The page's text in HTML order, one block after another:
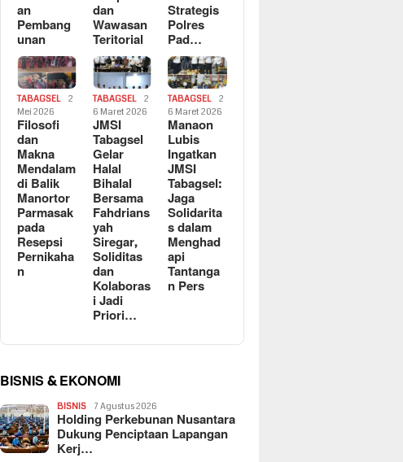
an
Pembang
unan
dan
Wawasan
Teritorial
Strategis
Polres
Pad…
TABAGSEL
2
Mei 2026
Filosofi
dan
Makna
Mendalam
di Balik
Manortor
Parmasak
pada
Resepsi
Pernikaha
n
TABAGSEL
2
6 Maret 2026
JMSI
Tabagsel
Gelar
Halal
Bihalal
Bersama
Fahdrians
yah
Siregar,
Soliditas
dan
Kolaboras
i Jadi
Priori…
TABAGSEL
2
6 Maret 2026
Manaon
Lubis
Ingatkan
JMSI
Tabagsel:
Jaga
Solidarita
s dalam
Menghad
api
Tantanga
n Pers
BISNIS & EKONOMI
BISNIS 7 Agustus 2026
Holding Perkebunan Nusantara
Dukung Penciptaan Lapangan
Kerj…